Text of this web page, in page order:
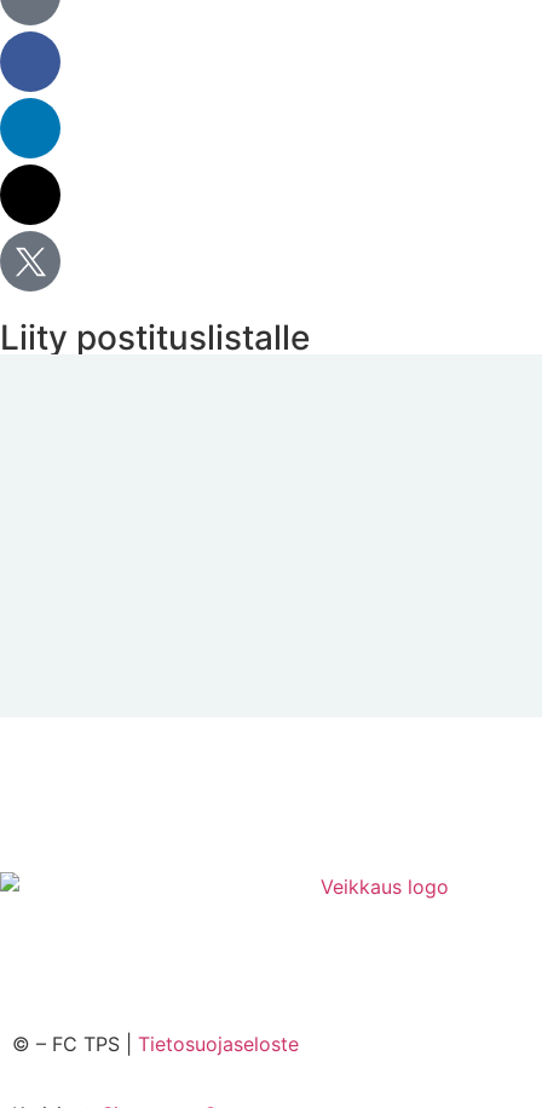
Liity postituslistalle
© – FC TPS | Tietosuojaseloste